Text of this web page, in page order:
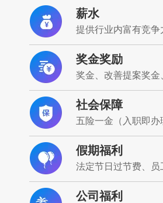
薪水
提供行业内富有竞争
奖金奖励
奖金、改善提案奖金
社会保障
五险一金（入职即办
假期福利
法定节日过节费、员
公司福利